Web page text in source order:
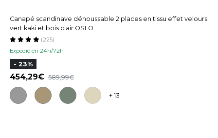
Canapé scandinave déhoussable 2 places en tissu effet velours
vert kaki et bois clair OSLO
Expedié en 24h/72h
(225)
- 23%
454,29 589,99
+ 13